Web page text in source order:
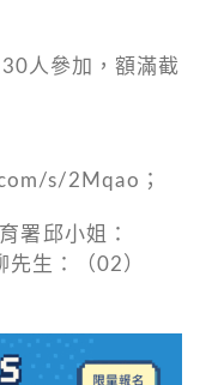
人參加，額滿截
s/2Mqao；
署邱小姐：
生：（02）